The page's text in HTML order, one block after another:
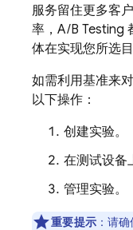
服务留住更多客
率，A/B Testing
体在实现您所选
如需利用基准来
以下操作：
创建实验。
在测试设备
管理实验。
重要提示 ： 请确